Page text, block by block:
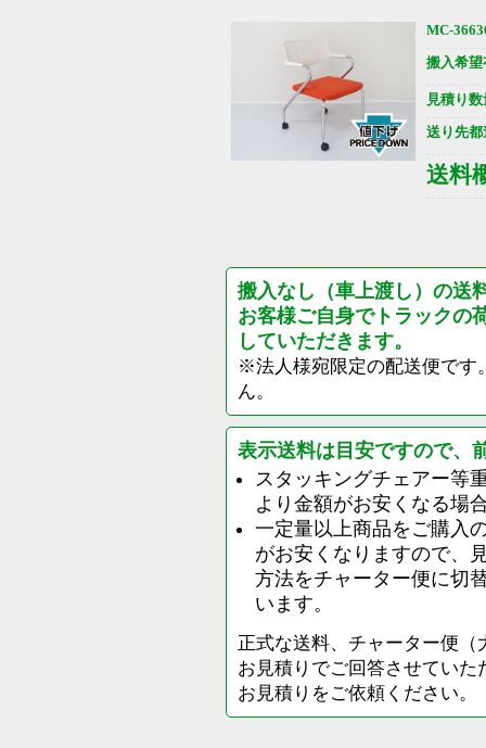
MC-
搬入希望
見積り数
送り先都
送料
搬入なし（車上渡し）の送
お客様ご自身でトラックの
していただきます。
※法人様宛限定の配送便です
ん。
表示送料は目安ですので、
スタッキングチェアー等
より金額がお安くなる場
一定量以上商品をご購入
がお安くなりますので、
方法をチャーター便に切
います。
正式な送料、チャーター便
お見積りでご回答させてい
お見積りをご依頼ください。